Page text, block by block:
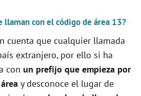
o
llaman con el código de área 13?
cuenta que cualquier llamada
extranjero, por ello si ha
con un prefijo que empieza por
y desconoce el lugar de